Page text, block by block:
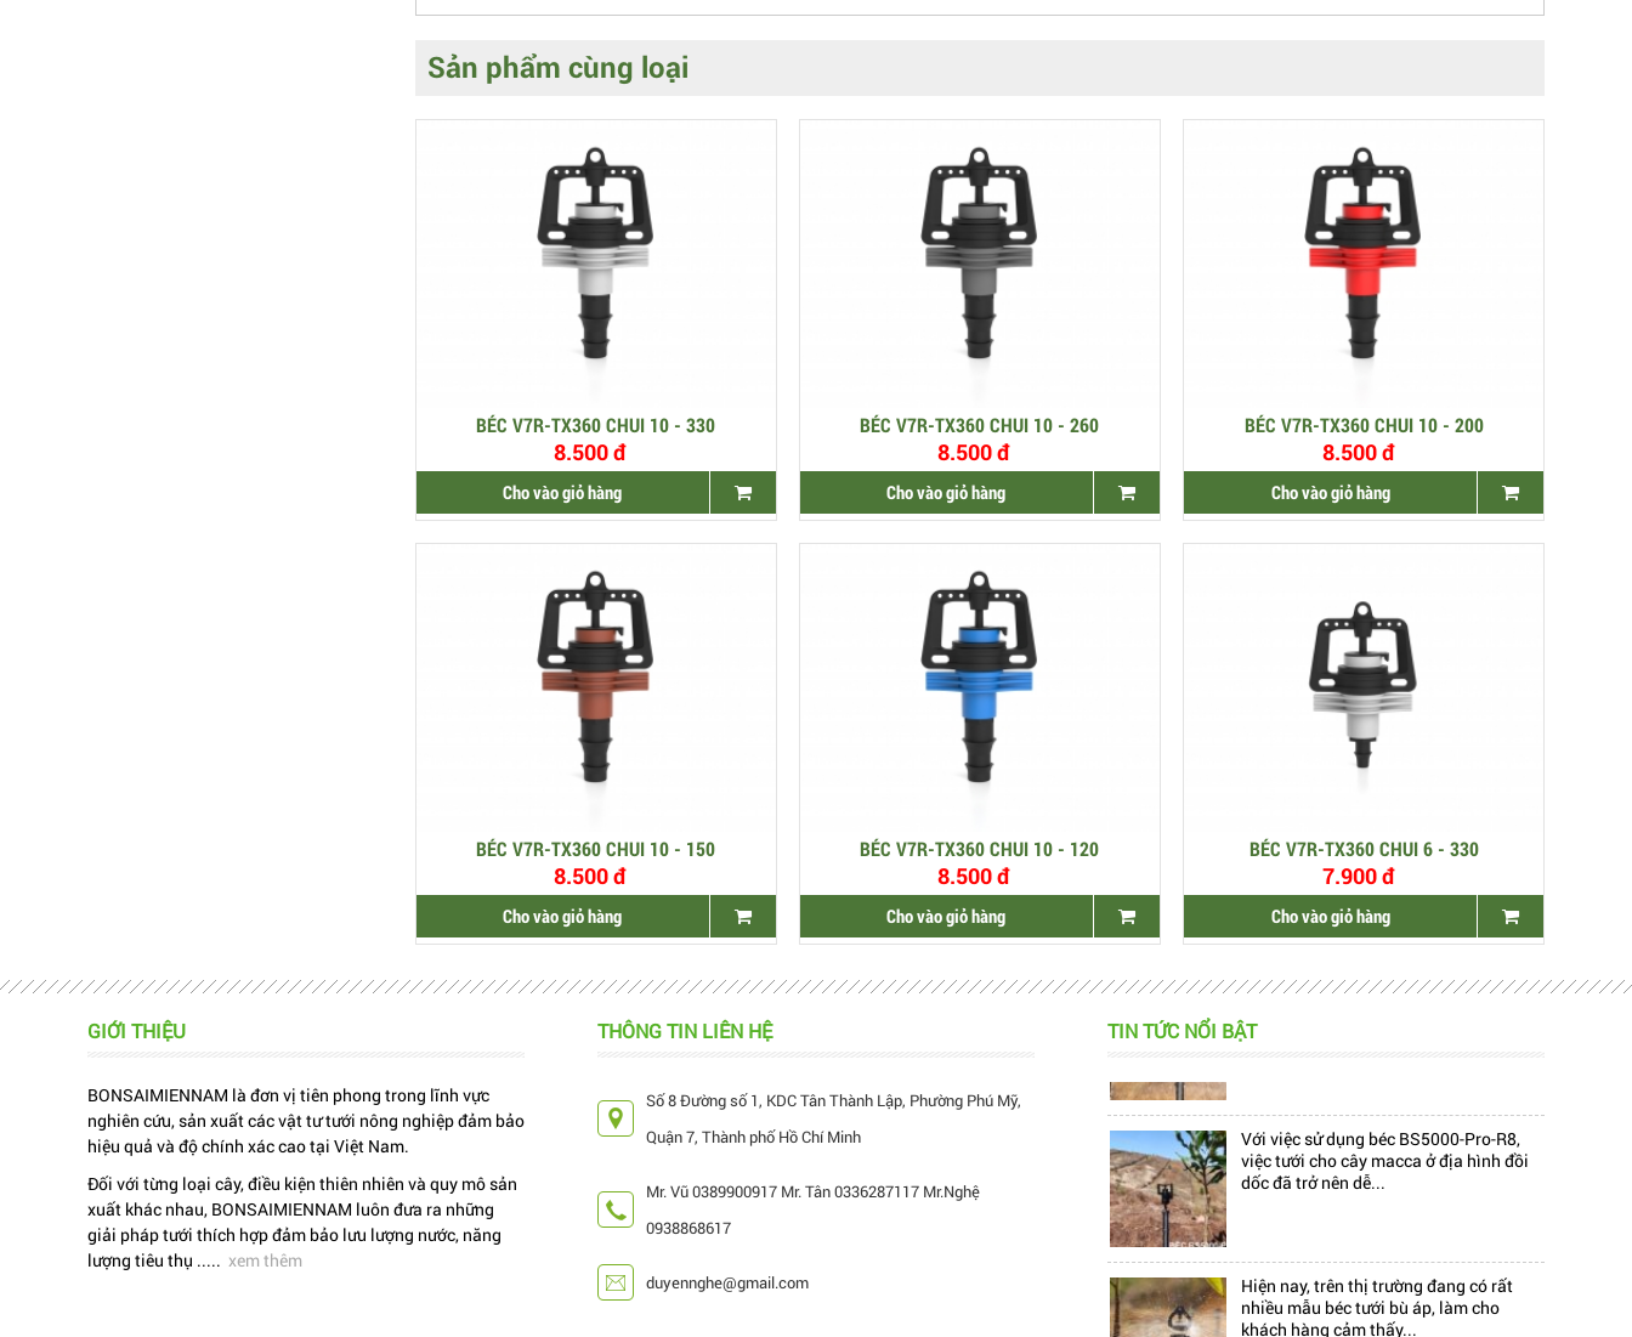
Sản phẩm cùng loại
BÉC V7R-TX360 CHUI 10 - 330
8.500 đ
Cho vào giỏ hàng
BÉC V7R-TX360 CHUI 10 - 260
8.500 đ
Cho vào giỏ hàng
BÉC V7R-TX360 CHUI 10 - 200
8.500 đ
Cho vào giỏ hàng
BÉC V7R-TX360 CHUI 10 - 150
8.500 đ
Cho vào giỏ hàng
BÉC V7R-TX360 CHUI 10 - 120
8.500 đ
Cho vào giỏ hàng
BÉC V7R-TX360 CHUI 6 - 330
7.900 đ
Cho vào giỏ hàng
GIỚI THIỆU
BONSAIMIENNAM là đơn vị tiên phong trong lĩnh vực
nghiên cứu, sản xuất các vật tư tưới nông nghiệp đảm bảo
hiệu quả và độ chính xác cao tại Việt Nam.
Đối với từng loại cây, điều kiện thiên nhiên và quy mô sản
xuất khác nhau, BONSAIMIENNAM luôn đưa ra những
giải pháp tưới thích hợp đảm bảo lưu lượng nước, năng
lượng tiêu thụ ..... xem thêm
THÔNG TIN LIÊN HỆ
Số 8 Đường số 1, KDC Tân Thành Lập, Phường Phú Mỹ,
Quận 7, Thành phố Hồ Chí Minh
Mr. Vũ 0389900917 Mr. Tân 0336287117 Mr.Nghệ
0938868617
duyennghe@gmail.com
TIN TỨC NỔI BẬT
nhiều mẫu béc tưới bù áp, làm cho
việc tưới cho cây macca ở địa hình đồi
dốc đã trở nên dễ...
nhiều mẫu béc tưới bù áp, làm cho
khách hàng cảm thấy...